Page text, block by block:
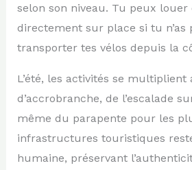
selon son niveau. Tu peux
directement sur place si tu n’as
transporter tes vélos depuis la
L’été, les activités se multiplient
d’accrobranche, de l’escalade
même du parapente pour les
infrastructures touristiques
humaine, préservant